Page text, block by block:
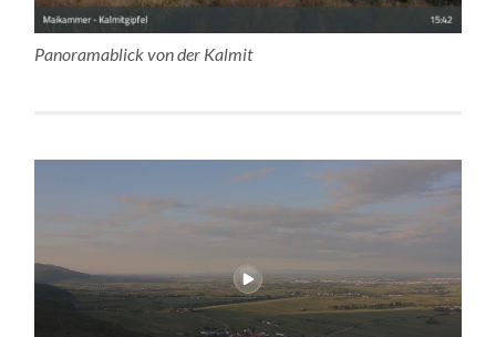
Panoramablick von der Kalmit